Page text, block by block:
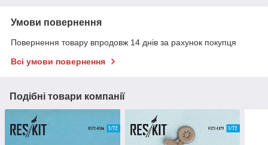
Умови повернення
Повернення товару впродовж 14 днів за рахунок покупця
Всі умови повернення
Подібні товари компанії